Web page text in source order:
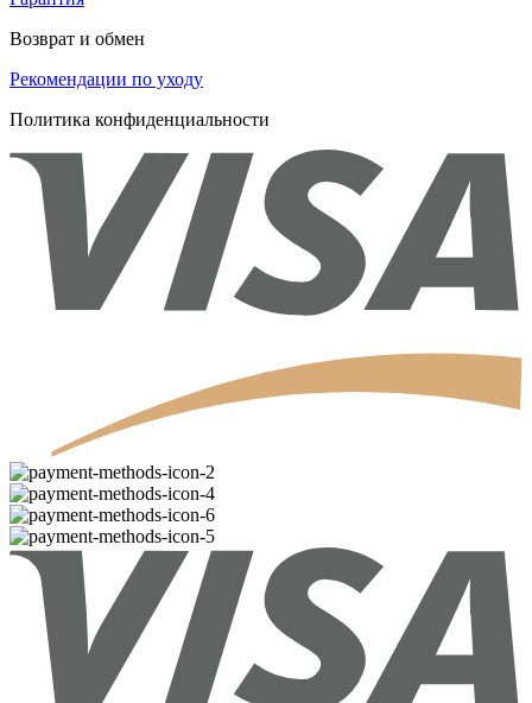
Возврат и обмен
Рекомендации по уходу
Политика конфиденциальности